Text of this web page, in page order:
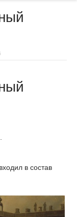
в состав